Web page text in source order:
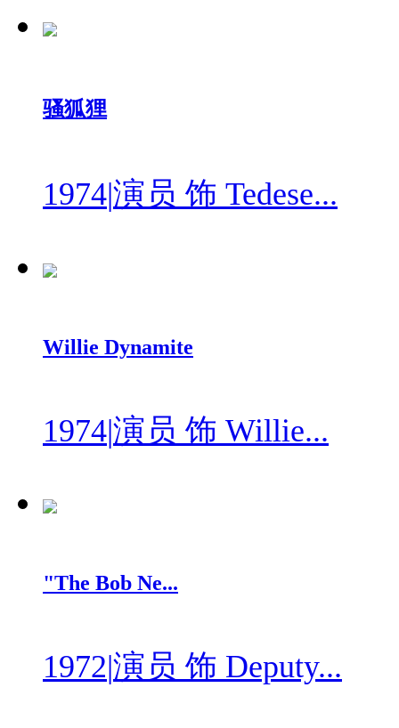
骚狐狸
1974|演员 饰 Tedese...
Willie Dynamite
1974|演员 饰 Willie...
"The Bob Ne...
1972|演员 饰 Deputy...